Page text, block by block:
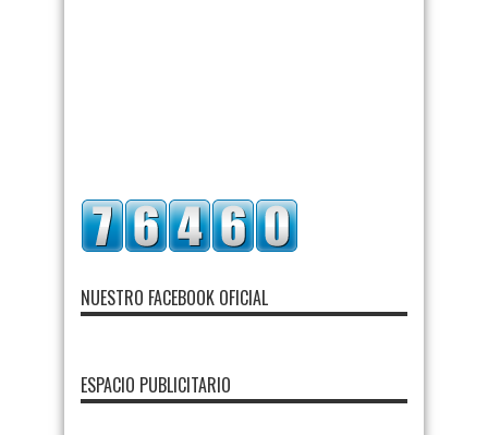
NUESTRO FACEBOOK OFICIAL
ESPACIO PUBLICITARIO